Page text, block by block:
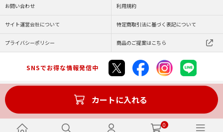
0
カートに入れる
お問い合わせ 利用規約
サイト運営会社について 特定商取引法に基づく表記について
プライバシーポリシー 商品のご提案はこちら
SNSでお得な情報発信中